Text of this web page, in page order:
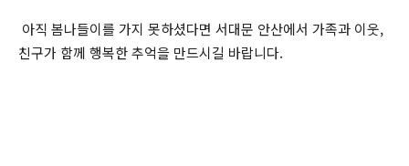
아직 봄나들이를 가지 못하셨다면 서대문 안산에서 가족과 이웃,
친구가 함께 행복한 추억을 만드시길 바랍니다.